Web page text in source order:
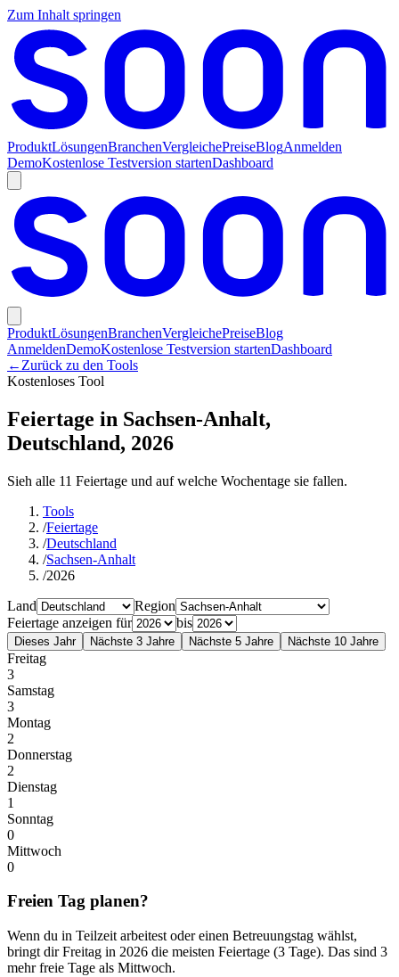
Zum Inhalt springen
ProduktLösungenBranchenVergleichePreiseBlogAnmelden
DemoKostenlose Testversion startenDashboard
ProduktLösungenBranchenVergleichePreiseBlog
AnmeldenDemoKostenlose Testversion startenDashboard
← Zurück zu den Tools
Kostenloses Tool
Feiertage in Sachsen-Anhalt,
Deutschland, 2026
Sieh alle 11 Feiertage und auf welche Wochentage sie fallen.
Tools
/Feiertage
/Deutschland
/Sachsen-Anhalt
/2026
Land
Region
Feiertage anzeigen für
bis
Dieses Jahr Nächste 3 Jahre Nächste 5 Jahre Nächste 10 Jahre
Freitag
3
Samstag
3
Montag
2
Donnerstag
2
Dienstag
1
Sonntag
0
Mittwoch
0
Freien Tag planen?
Wenn du in Teilzeit arbeitest oder einen Betreuungstag wählst,
bringt dir Freitag in 2026 die meisten Feiertage (3 Tage). Das sind 3
mehr freie Tage als Mittwoch.